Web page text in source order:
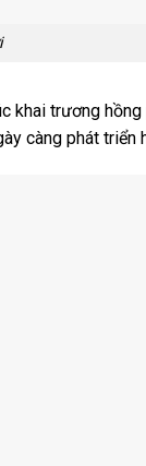
khai trương
càng phát triển